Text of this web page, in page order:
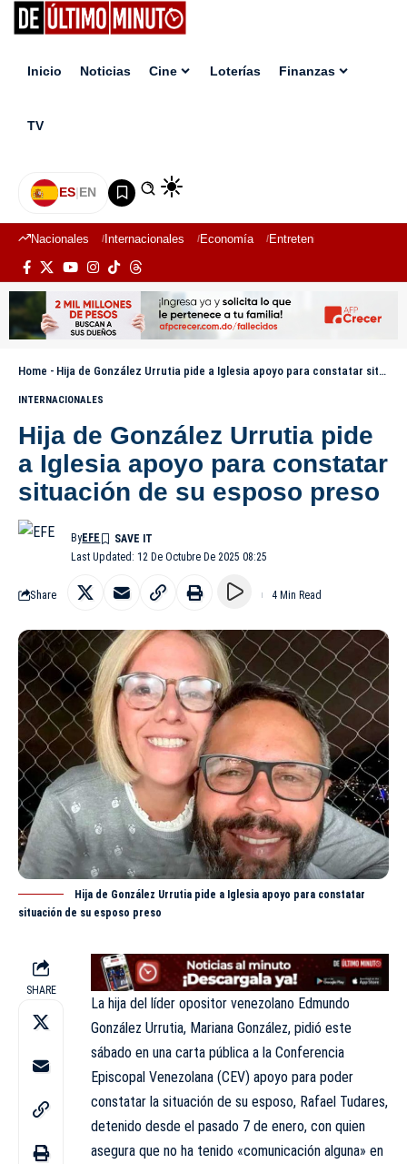
Inicio Noticias Cine Loterías Finanzas
TV
ES|EN
Nacionales Internacionales Economía Entretenimiento
Home - Hija de González Urrutia pide a Iglesia apoyo para constatar situación de su esposo preso
INTERNACIONALES
Hija de González Urrutia pide
a Iglesia apoyo para constatar
situación de su esposo preso
Last Updated: 12 De Octubre De 2025 08:25
ByEFE
Share 4 Min Read
Hija de González Urrutia pide a Iglesia apoyo para constatar
situación de su esposo preso
SHARE
La hija del líder opositor venezolano Edmundo
González Urrutia, Mariana González, pidió este
sábado en una carta pública a la Conferencia
Episcopal Venezolana (CEV) apoyo para poder
constatar la situación de su esposo, Rafael Tudares,
detenido desde el pasado 7 de enero, con quien
asegura que no ha tenido «comunicación alguna» en